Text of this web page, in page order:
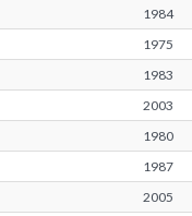
1984
1975
1983
2003
1980
1987
2005